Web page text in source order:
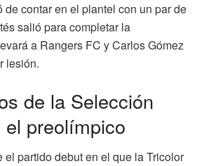
de contar en el plantel con un par de
salió para completar la
a Rangers FC y Carlos Gómez
lesión.
de la Selección
preolímpico
el partido debut en el que la Tricolor